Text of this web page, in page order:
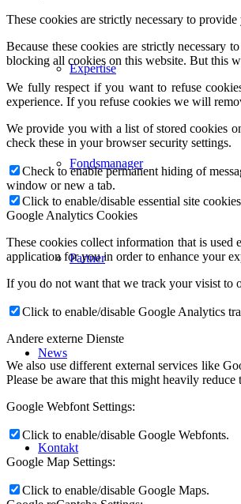
Expertise
Fondsmanager
Partner
News
Kontakt
These cookies are strictly necessary to
Because these cookies are strictly
blocking all cookies on this website. But this
We fully respect if you want to refuse
experience. If you refuse cookies we will
We provide you with a list of stored cookies
check these in your browser security settings.
Check to enable permanent hiding of
window or new a tab.
Click to enable/disable essential site
Google Analytics Cookies
These cookies collect information that is used
application for you in order to enhance your
If you do not want that we track your visist to
Click to enable/disable Google Analytics
Andere externe Dienste
We also use different external services like
Please be aware that this might heavily
Google Webfont Settings:
Click to enable/disable Google Webfonts.
Google Map Settings:
Click to enable/disable Google Maps.